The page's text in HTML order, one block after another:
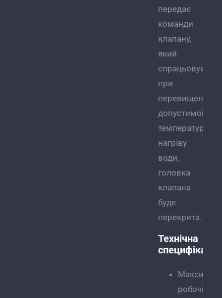
передає
команди
клапану,
який
спрацьовує
при
перевищенні
допустимої
температури
нагріву
води,
головка
клапана
буде
перекрита.
Технічна
специфікація
робочий